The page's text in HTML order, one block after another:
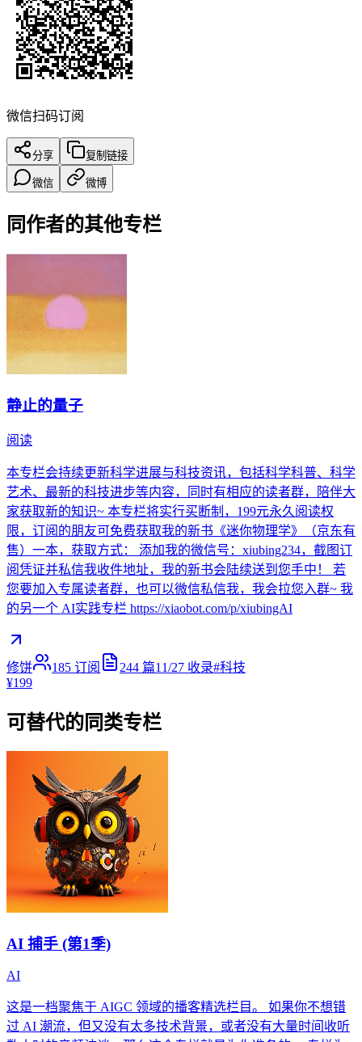
微信扫码订阅
分享 复制链接
微信 微博
同作者的其他专栏
静止的量子
阅读
本专栏会持续更新科学进展与科技资讯，包括科学科普、科学
艺术、最新的科技进步等内容，同时有相应的读者群，陪伴大
家获取新的知识~ 本专栏将实行买断制，199元永久阅读权
限，订阅的朋友可免费获取我的新书《迷你物理学》（京东有
售）一本，获取方式： 添加我的微信号：xiubing234，截图订
阅凭证并私信我收件地址，我的新书会陆续送到您手中！ 若
您要加入专属读者群，也可以微信私信我，我会拉您入群~ 我
的另一个 AI实践专栏 https://xiaobot.com/p/xiubingAI
修饼 185 订阅 244 篇11/27 收录#科技
¥199
可替代的同类专栏
AI 捕手 (第1季)
AI
这是一档聚焦于 AIGC 领域的播客精选栏目。 如果你不想错
过 AI 潮流，但又没有太多技术背景，或者没有大量时间收听